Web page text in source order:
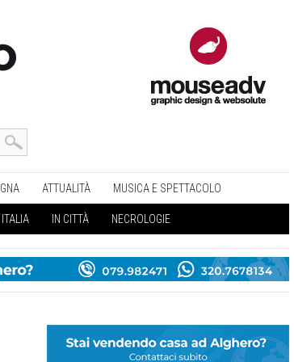
ATTUALITÀ MUSICA E SPETTACOLO
ITALIA IN CITTÀ NECROLOGIE